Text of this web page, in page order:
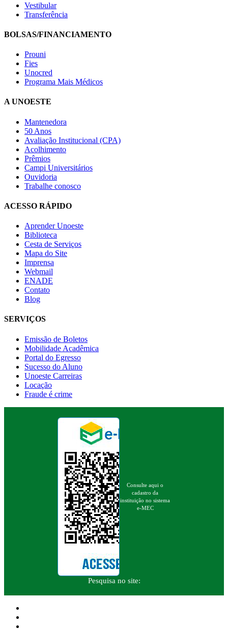
Vestibular
Transferência
BOLSAS/FINANCIAMENTO
Prouni
Fies
Unocred
Programa Mais Médicos
A UNOESTE
Mantenedora
50 Anos
Avaliação Institucional (CPA)
Acolhimento
Prêmios
Campi Universitários
Ouvidoria
Trabalhe conosco
ACESSO RÁPIDO
Aprender Unoeste
Biblioteca
Cesta de Serviços
Mapa do Site
Imprensa
Webmail
ENADE
Contato
Blog
SERVIÇOS
Emissão de Boletos
Mobilidade Acadêmica
Portal do Egresso
Sucesso do Aluno
Unoeste Carreiras
Locação
Fraude é crime
Consulte aqui o
cadastro da
instituição no sistema
e-MEC
Pesquisa no site: